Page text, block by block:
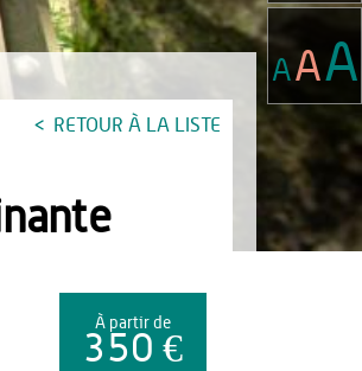
RETOUR À LA LISTE
À partir de
350 €
AAA